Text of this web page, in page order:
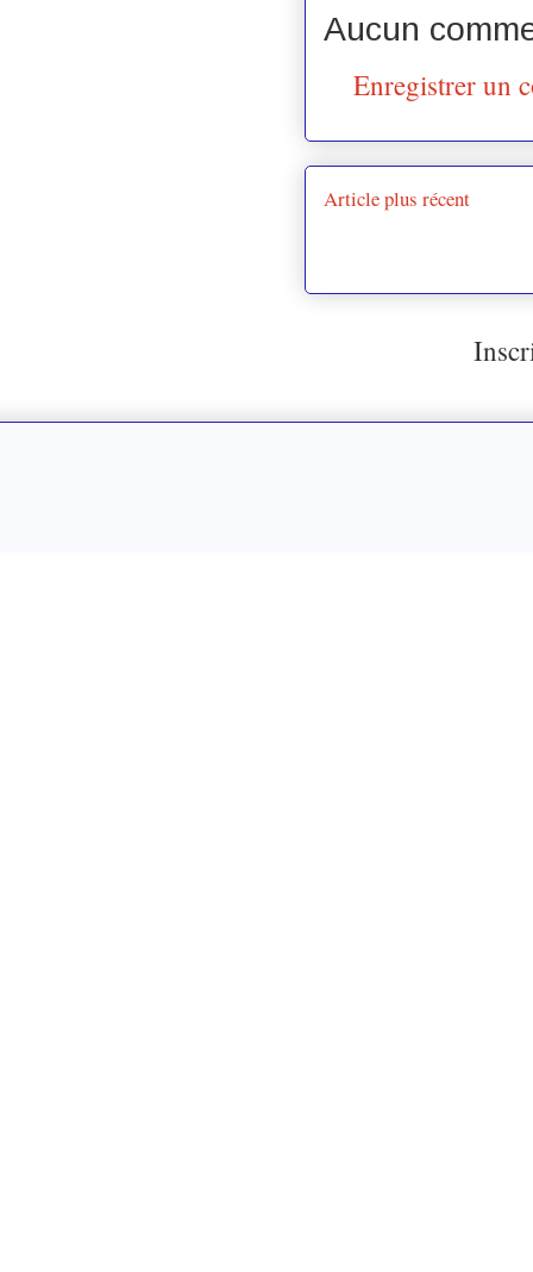
Aucun
Enregistrer un
Article plus récent